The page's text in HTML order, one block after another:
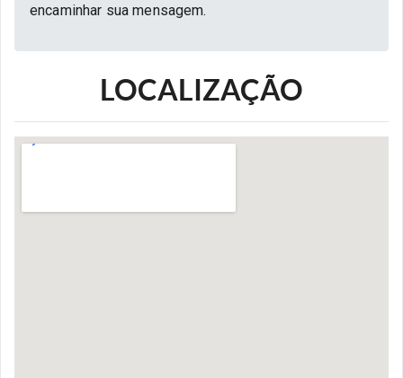
encaminhar sua mensagem.
LOCALIZAÇÃO